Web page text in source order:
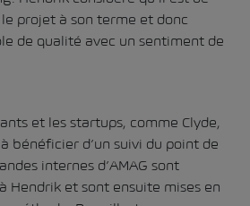
projet à son terme et donc
de qualité avec un sentiment de
et les startups, comme Clyde,
bénéficier d’un suivi du point de
internes d’AMAG sont
Hendrik et sont ensuite mises en